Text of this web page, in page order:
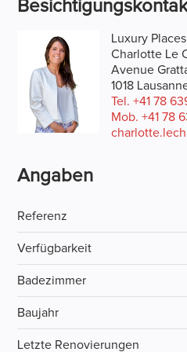
Luxury
Charlotte Le
Avenue
1018
Tel. +41 78
Mob. +41 78
Angaben
Referenz
Verfügbarkeit
Badezimmer
Baujahr
Letzte Renovierungen